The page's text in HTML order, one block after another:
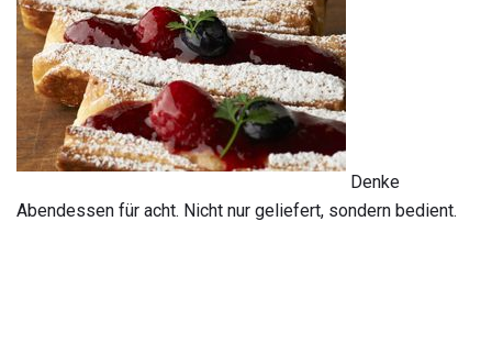
Denke
Abendessen für acht. Nicht nur geliefert, sondern bedient.